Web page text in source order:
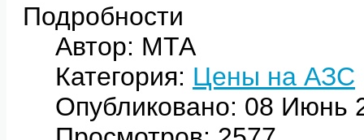
Подробности
Автор: МТА
Категория: Цены на АЗС
Опубликовано: 08 Июнь